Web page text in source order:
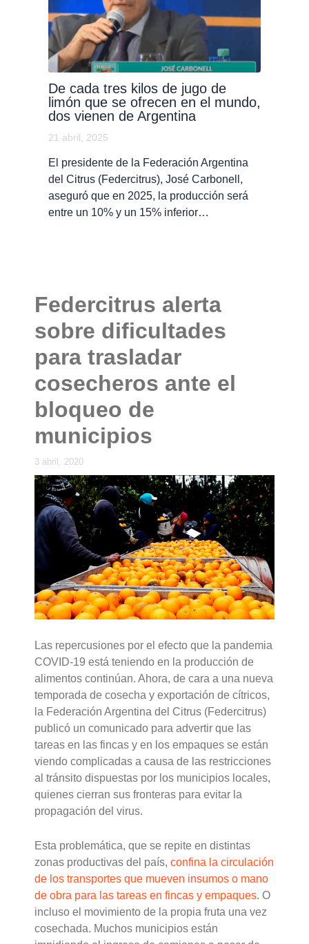
De cada tres kilos de jugo de
limón que se ofrecen en el mundo,
dos vienen de Argentina
21 abril, 2025
El presidente de la Federación Argentina
del Citrus (Federcitrus), José Carbonell,
aseguró que en 2025, la producción será
entre un 10% y un 15% inferior…
Federcitrus alerta
sobre dificultades
para trasladar
cosecheros ante el
bloqueo de
municipios
3 abril, 2020
Las repercusiones por el efecto que la pandemia
COVID-19 está teniendo en la producción de
alimentos continúan. Ahora, de cara a una nueva
temporada de cosecha y exportación de cítricos,
la Federación Argentina del Citrus (Federcitrus)
publicó un comunicado para advertir que las
tareas en las fincas y en los empaques se están
viendo complicadas a causa de las restricciones
al tránsito dispuestas por los municipios locales,
quienes cierran sus fronteras para evitar la
propagación del virus.
Esta problemática, que se repite en distintas
zonas productivas del país,confina la circulación
de los transportes que mueven insumos o mano
de obra para las tareas en fincas y empaques. O
incluso el movimiento de la propia fruta una vez
cosechada. Muchos municipios están